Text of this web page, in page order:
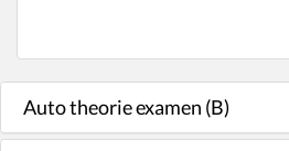
Auto theorie examen (B)